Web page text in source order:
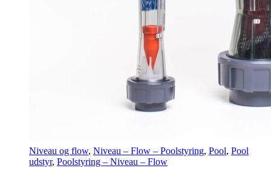
Niveau og flow, Niveau – Flow – Poolstyring, Pool, Pool
udstyr, Poolstyring – Niveau – Flow